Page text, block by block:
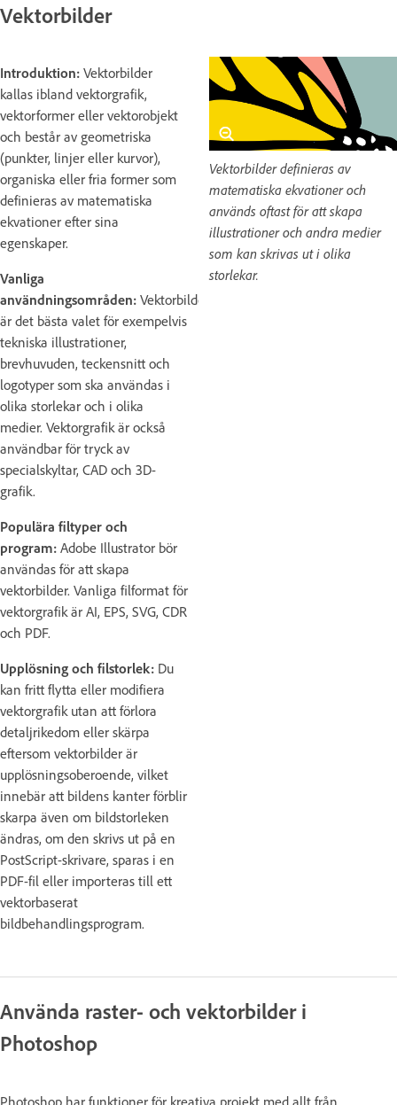
Vektorbilder
Introduktion: Vektorbilder
kallas ibland vektorgrafik,
vektorformer eller vektorobjekt
och består av geometriska
(punkter, linjer eller kurvor),
organiska eller fria former som
definieras av matematiska
ekvationer efter sina
egenskaper.
Vanliga
användningsområden: Vektorbilder
är det bästa valet för exempelvis
tekniska illustrationer,
brevhuvuden, teckensnitt och
logotyper som ska användas i
olika storlekar och i olika
medier. Vektorgrafik är också
användbar för tryck av
specialskyltar, CAD och 3D-
grafik.
Populära filtyper och
program: Adobe Illustrator bör
användas för att skapa
vektorbilder. Vanliga filformat för
vektorgrafik är AI, EPS, SVG, CDR
och PDF.
Upplösning och filstorlek: Du
kan fritt flytta eller modifiera
vektorgrafik utan att förlora
detaljrikedom eller skärpa
eftersom vektorbilder är
upplösningsoberoende, vilket
innebär att bildens kanter förblir
skarpa även om bildstorleken
ändras, om den skrivs ut på en
PostScript-skrivare, sparas i en
PDF-fil eller importeras till ett
vektorbaserat
bildbehandlingsprogram.
Vektorbilder definieras av
matematiska ekvationer och
används oftast för att skapa
illustrationer och andra medier
som kan skrivas ut i olika
storlekar.
Använda raster- och vektorbilder i
Photoshop